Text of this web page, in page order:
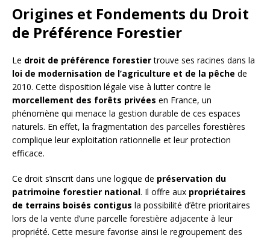
Origines et Fondements du Droit
de Préférence Forestier
Le droit de préférence forestiertrouve ses racines dans la
loi de modernisation de l’agriculture et de la pêche de
2010. Cette disposition légale vise à lutter contre le
morcellement des forêts privées en France, un
phénomène qui menace la gestion durable de ces espaces
naturels. En effet, la fragmentation des parcelles forestières
complique leur exploitation rationnelle et leur protection
efficace.
Ce droit s’inscrit dans une logique de préservation du
patrimoine forestier national. Il offre aux propriétaires
de terrains boisés contigus la possibilité d’être prioritaires
lors de la vente d’une parcelle forestière adjacente à leur
propriété. Cette mesure favorise ainsi le regroupement des